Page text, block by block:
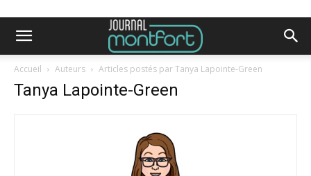
Accueil Auteurs Articles postés par Tanya Lapointe-Green
Tanya Lapointe-Green